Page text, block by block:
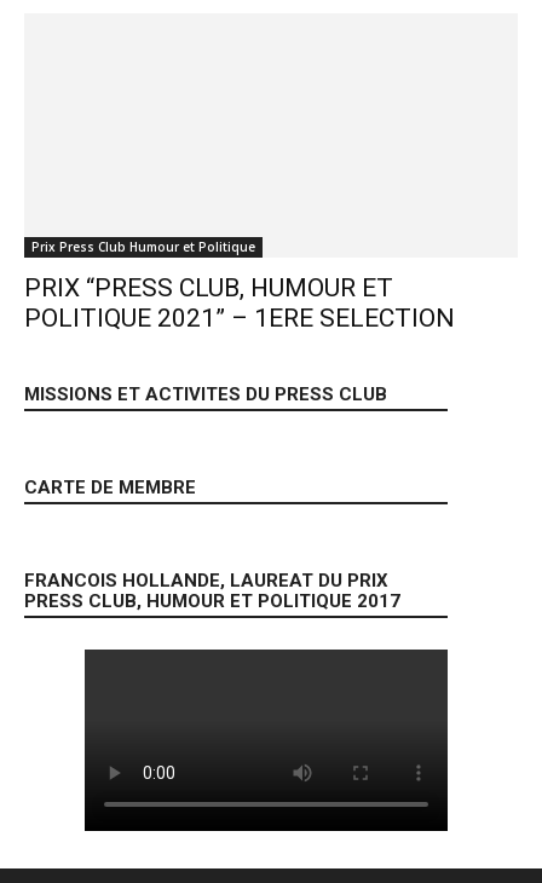
Prix Press Club Humour et Politique
PRIX “PRESS CLUB, HUMOUR ET
POLITIQUE 2021” – 1ERE SELECTION
MISSIONS ET ACTIVITES DU PRESS CLUB
CARTE DE MEMBRE
FRANCOIS HOLLANDE, LAUREAT DU PRIX
PRESS CLUB, HUMOUR ET POLITIQUE 2017